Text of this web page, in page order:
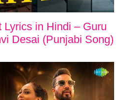
Lyrics in Hindi – Guru
Desai (Punjabi Song)